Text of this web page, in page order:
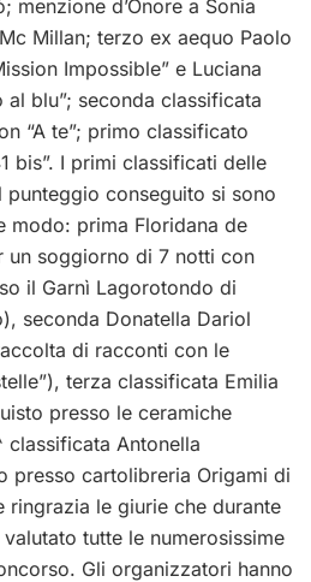
menzione d’Onore a Sonia
Millan; terzo ex aequo Paolo
Impossible” e Luciana
al blu”; seconda classificata
“A te”; primo classificato
bis”. I primi classificati delle
punteggio conseguito si sono
modo: prima Floridana de
un soggiorno di 7 notti con
il Garnì Lagorotondo di
seconda Donatella Dariol
di racconti con le
terza classificata Emilia
presso le ceramiche
classificata Antonella
presso cartolibreria Origami di
ringrazia le giurie che durante
tutte le numerosissime
Gli organizzatori hanno